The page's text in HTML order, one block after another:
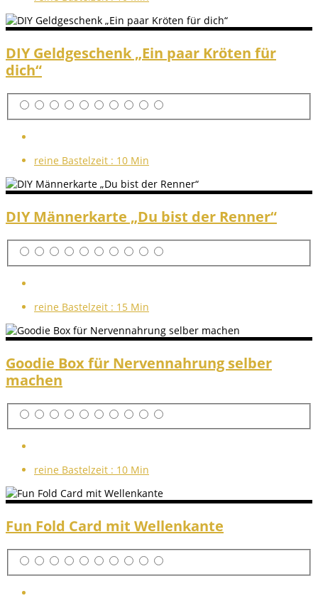
DIY Geldgeschenk „Ein paar Kröten für
dich“
reine Bastelzeit : 10 Min
DIY Männerkarte „Du bist der Renner“
reine Bastelzeit : 15 Min
Goodie Box für Nervennahrung selber
machen
reine Bastelzeit : 10 Min
Fun Fold Card mit Wellenkante